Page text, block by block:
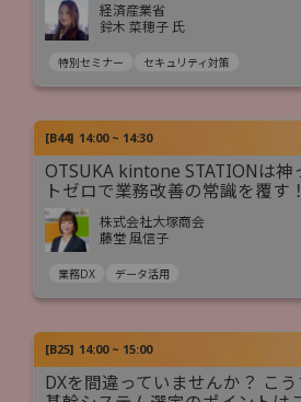
経済産業省
鈴木 菜穂子 氏
特別セミナー セキュリティ対策
[B44] 14:00 ~ 14:30
OTSUKA kintone STATIONは神
トゼロで業務改善の常識を覆す！
株式会社大塚商会
藤堂 風信子
業務DX データ活用
[B25] 14:00 ~ 15:00
DXを間違っていませんか？ こ